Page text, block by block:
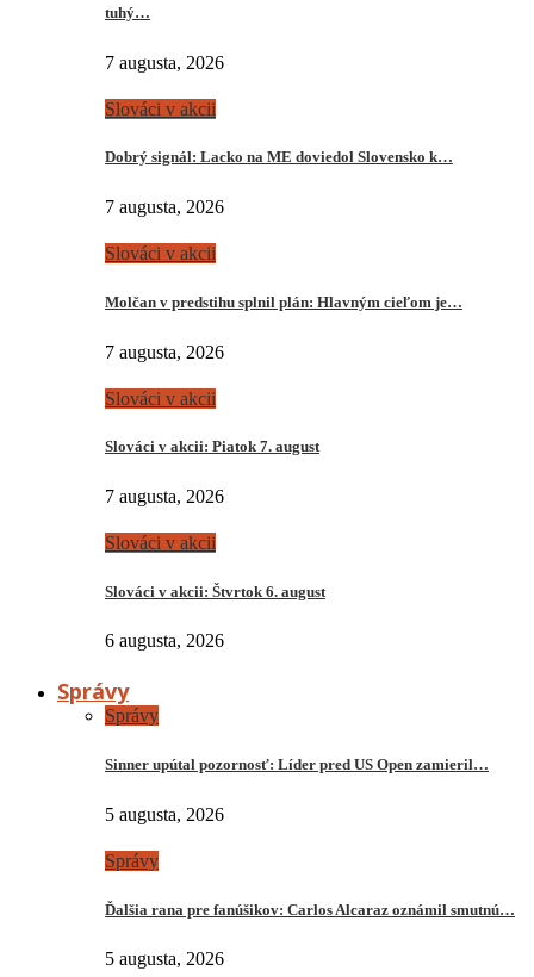
tuhý…
7 augusta, 2026
Slováci v akcii
Dobrý signál: Lacko na ME doviedol Slovensko k…
7 augusta, 2026
Slováci v akcii
Molčan v predstihu splnil plán: Hlavným cieľom je…
7 augusta, 2026
Slováci v akcii
Slováci v akcii: Piatok 7. august
7 augusta, 2026
Slováci v akcii
Slováci v akcii: Štvrtok 6. august
6 augusta, 2026
Správy
Správy
Sinner upútal pozornosť: Líder pred US Open zamieril…
5 augusta, 2026
Správy
Ďalšia rana pre fanúšikov: Carlos Alcaraz oznámil smutnú…
5 augusta, 2026